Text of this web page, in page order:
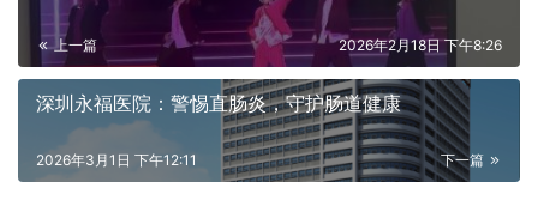
上一篇 2026年2月18日 下午8:26
深圳永福医院：警惕直肠炎，守护肠道健康
下一篇
2026年3月1日 下午12:11